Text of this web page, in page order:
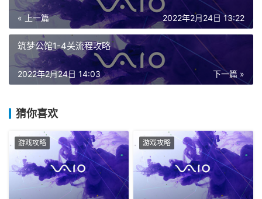
« 上一篇 2022年2月24日 13:22
猜你喜欢
游戏攻略 游戏攻略